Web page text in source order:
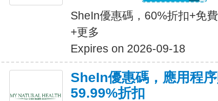
SheIn優惠碼，60%折扣+免
+更多
Expires on 2026-09-18
SheIn優惠碼，應用程
59.99%折扣